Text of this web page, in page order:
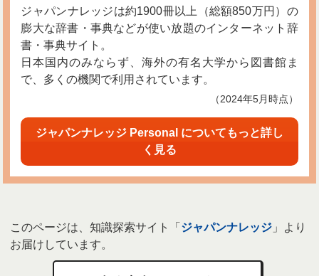
ジャパンナレッジは約1900冊以上（総額850万円）の
膨大な辞書・事典などが使い放題のインターネット辞
書・事典サイト。
日本国内のみならず、海外の有名大学から図書館ま
で、多くの機関で利用されています。
（2024年5月時点）
ジャパンナレッジ Personal についてもっと詳し
く見る
このページは、知識探索サイト「 ジャパンナレッジ 」より
お届けしています。